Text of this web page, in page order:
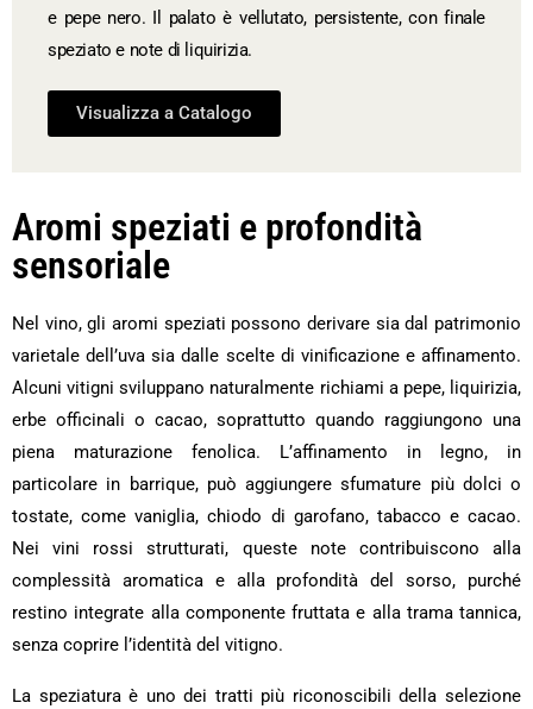
e pepe nero. Il palato è vellutato, persistente, con finale
speziato e note di liquirizia.
Visualizza a Catalogo
Aromi speziati e profondità
sensoriale
Nel vino, gli aromi speziati possono derivare sia dal patrimonio
varietale dell’uva sia dalle scelte di vinificazione e affinamento.
Alcuni vitigni sviluppano naturalmente richiami a pepe, liquirizia,
erbe officinali o cacao, soprattutto quando raggiungono una
piena maturazione fenolica. L’affinamento in legno, in
particolare in barrique, può aggiungere sfumature più dolci o
tostate, come vaniglia, chiodo di garofano, tabacco e cacao.
Nei vini rossi strutturati, queste note contribuiscono alla
complessità aromatica e alla profondità del sorso, purché
restino integrate alla componente fruttata e alla trama tannica,
senza coprire l’identità del vitigno.
La speziatura è uno dei tratti più riconoscibili della selezione